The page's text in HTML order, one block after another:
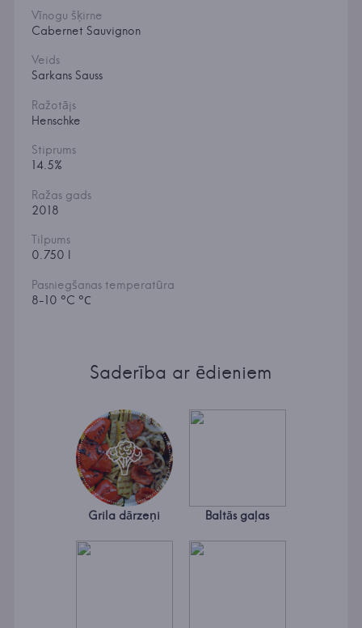
Vīnogu šķirne
Cabernet Sauvignon
Veids
Sarkans Sauss
Ražotājs
Henschke
Stiprums
14.5%
Ražas gads
2018
Tilpums
0.750 l
Pasniegšanas temperatūra
8-10 °C °С
Saderība ar ēdieniem
Grila dārzeņi Baltās gaļas